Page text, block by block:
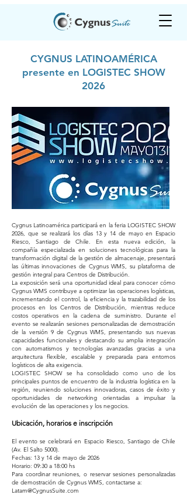
CYGNUS LATINOAMÉRICA
presente en LOGISTEC SHOW
2026
Cygnus Latinoamérica participará en la feria LOGISTEC SHOW
2026, que se realizará los días 13 y 14 de mayo en Espacio
Riesco, Santiago de Chile. En esta nueva edición, la
compañía especializada en soluciones tecnológicas para la
transformación digital de la gestión de almacenaje, presentará
las últimas innovaciones de Cygnus WMS, su plataforma de
gestión integral para Centros de Distribución.
La exposición será una oportunidad ideal para conocer cómo
Cygnus WMS contribuye a optimizar las operaciones logísticas,
incrementando el control, la eficiencia y la trazabilidad de los
procesos en los Centros de Distribución, mientras reduce
costos operativos en la cadena de suministro. Durante el
evento se realizarán sesiones personalizadas de demostración
de la versión 9 de Cygnus WMS, presentando sus nuevas
capacidades funcionales y destacando su amplia integración
con automatismos y tecnologías avanzadas gracias a una
arquitectura flexible, escalable y preparada para entornos
logísticos de alta exigencia.
LOGISTEC SHOW se ha consolidado como uno de los
principales puntos de encuentro de la industria logística en la
región, reuniendo soluciones innovadoras, casos de éxito y
oportunidades de networking orientadas a impulsar la
evolución de las operaciones y los negocios.
Ubicación, horarios e inscripción
El evento se celebrará en Espacio Riesco, Santiago de Chile
(Av. El Salto 5000).
Fechas: 13 y 14 de mayo de 2026
Horario: 09:30 a 18:00 hs
Para coordinar reuniones, o reservar sesiones personalizadas
de demostración de Cygnus WMS, contactarse a:
Latam@CygnusSuite.com